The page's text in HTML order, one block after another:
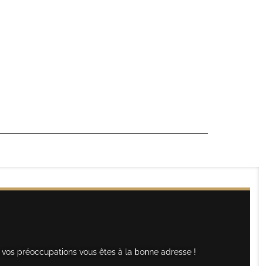
préoccupations vous êtes à la bonne adresse !